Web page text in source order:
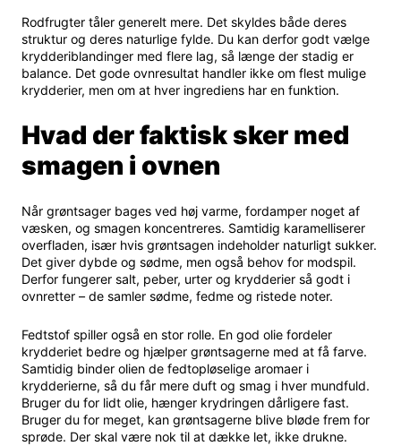
Rodfrugter tåler generelt mere. Det skyldes både deres
struktur og deres naturlige fylde. Du kan derfor godt vælge
krydderiblandinger med flere lag, så længe der stadig er
balance. Det gode ovnresultat handler ikke om flest mulige
krydderier, men om at hver ingrediens har en funktion.
Hvad der faktisk sker med
smagen i ovnen
Når grøntsager bages ved høj varme, fordamper noget af
væsken, og smagen koncentreres. Samtidig karamelliserer
overfladen, især hvis grøntsagen indeholder naturligt sukker.
Det giver dybde og sødme, men også behov for modspil.
Derfor fungerer salt, peber, urter og krydderier så godt i
ovnretter – de samler sødme, fedme og ristede noter.
Fedtstof spiller også en stor rolle. En god olie fordeler
krydderiet bedre og hjælper grøntsagerne med at få farve.
Samtidig binder olien de fedtopløselige aromaer i
krydderierne, så du får mere duft og smag i hver mundfuld.
Bruger du for lidt olie, hænger krydringen dårligere fast.
Bruger du for meget, kan grøntsagerne blive bløde frem for
sprøde. Der skal være nok til at dække let, ikke drukne.